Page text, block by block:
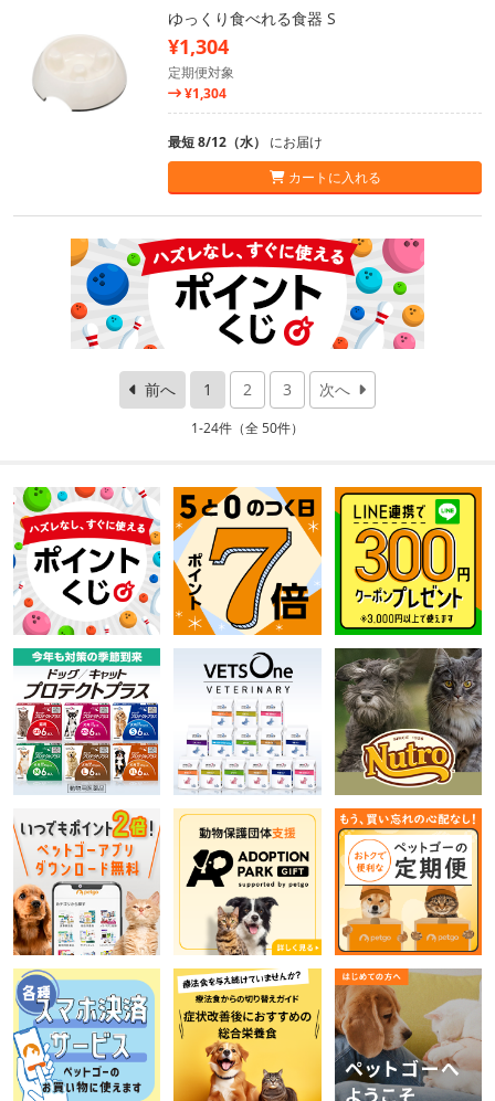
ゆっくり食べれる食器 S
¥1,304
定期便対象
¥1,304
最短 8/12（水） にお届け
カートに入れる
前へ 1 2 3 次へ
1-24件（全 50件）